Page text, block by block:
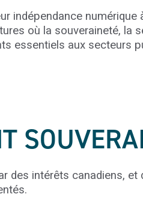
indépendance numérique
où la souveraineté, la
essentiels aux secteurs
des intérêts canadiens,